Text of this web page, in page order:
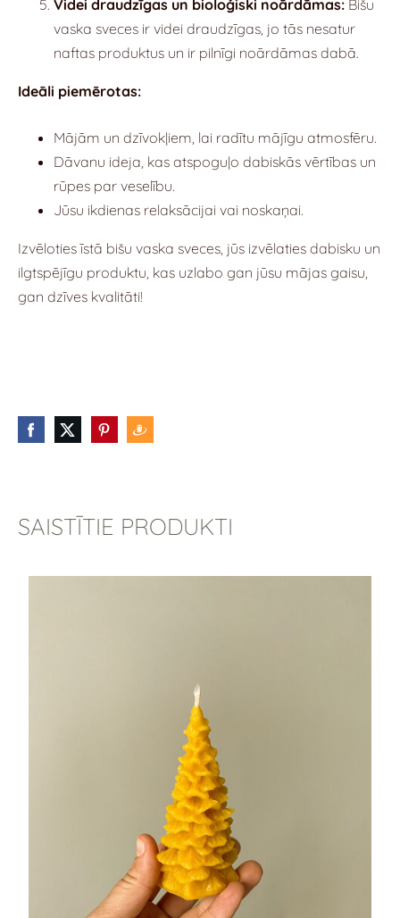
Videi draudzīgas un bioloģiski noārdāmas: Bišu
vaska sveces ir videi draudzīgas, jo tās nesatur
naftas produktus un ir pilnīgi noārdāmas dabā.
Ideāli piemērotas:
Mājām un dzīvokļiem, lai radītu mājīgu atmosfēru.
Dāvanu ideja, kas atspoguļo dabiskās vērtības un
rūpes par veselību.
Jūsu ikdienas relaksācijai vai noskaņai.
Izvēloties īstā bišu vaska sveces, jūs izvēlaties dabisku un
ilgtspējīgu produktu, kas uzlabo gan jūsu mājas gaisu,
gan dzīves kvalitāti!
SAISTĪTIE PRODUKTI